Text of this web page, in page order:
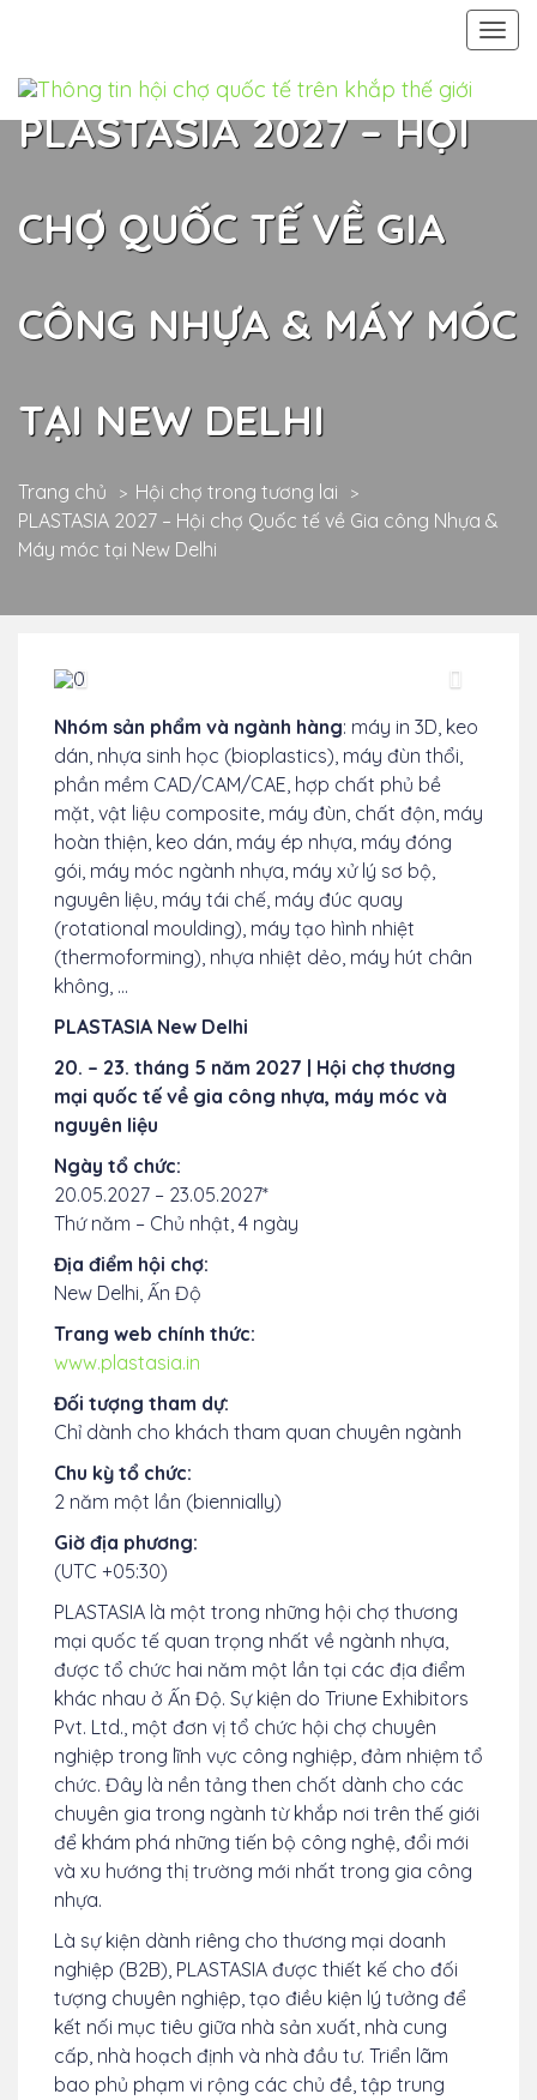
PLASTASIA 2027 – HỘI
CHỢ QUỐC TẾ VỀ GIA
CÔNG NHỰA & MÁY MÓC
TẠI NEW DELHI
Trang chủ
Hội chợ trong tương lai
PLASTASIA 2027 – Hội chợ Quốc tế về Gia công Nhựa &
Máy móc tại New Delhi
Previous
TIếp
Nhóm sản phẩm và ngành hàng: máy in 3D, keo
dán, nhựa sinh học (bioplastics), máy đùn thổi,
phần mềm CAD/CAM/CAE, hợp chất phủ bề
mặt, vật liệu composite, máy đùn, chất độn, máy
hoàn thiện, keo dán, máy ép nhựa, máy đóng
gói, máy móc ngành nhựa, máy xử lý sơ bộ,
nguyên liệu, máy tái chế, máy đúc quay
(rotational moulding), máy tạo hình nhiệt
(thermoforming), nhựa nhiệt dẻo, máy hút chân
không, …
PLASTASIA New Delhi
20. – 23. tháng 5 năm 2027 | Hội chợ thương
mại quốc tế về gia công nhựa, máy móc và
nguyên liệu
Ngày tổ chức:
20.05.2027 – 23.05.2027*
Thứ năm – Chủ nhật, 4 ngày
Địa điểm hội chợ:
New Delhi, Ấn Độ
Trang web chính thức:
www.plastasia.in
Đối tượng tham dự:
Chỉ dành cho khách tham quan chuyên ngành
Chu kỳ tổ chức:
2 năm một lần (biennially)
Giờ địa phương:
(UTC +05:30)
PLASTASIA là một trong những hội chợ thương
mại quốc tế quan trọng nhất về ngành nhựa,
được tổ chức hai năm một lần tại các địa điểm
khác nhau ở Ấn Độ. Sự kiện do Triune Exhibitors
Pvt. Ltd., một đơn vị tổ chức hội chợ chuyên
nghiệp trong lĩnh vực công nghiệp, đảm nhiệm tổ
chức. Đây là nền tảng then chốt dành cho các
chuyên gia trong ngành từ khắp nơi trên thế giới
để khám phá những tiến bộ công nghệ, đổi mới
và xu hướng thị trường mới nhất trong gia công
nhựa.
Là sự kiện dành riêng cho thương mại doanh
nghiệp (B2B), PLASTASIA được thiết kế cho đối
tượng chuyên nghiệp, tạo điều kiện lý tưởng để
kết nối mục tiêu giữa nhà sản xuất, nhà cung
cấp, nhà hoạch định và nhà đầu tư. Triển lãm
bao phủ phạm vi rộng các chủ đề, tập trung